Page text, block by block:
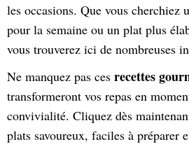
les occasions. Que vous cherchiez
pour la semaine ou un plat plus
vous trouverez ici de nombreuses
Ne manquez pas ces recettes
transformeront vos repas en
convivialité. Cliquez dès
plats savoureux, faciles à préparer